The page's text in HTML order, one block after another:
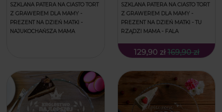
SZKLANA PATERA NA CIASTO TORT
Z GRAWEREM DLA MAMY -
PREZENT NA DZIEŃ MATKI -
NAJUKOCHAŃSZA MAMA
SZKLANA PATERA NA CIASTO TORT
Z GRAWEREM DLA MAMY -
PREZENT NA DZIEŃ MATKI - TU
RZĄDZI MAMA - FALA
129,90 zł 169,90 zł